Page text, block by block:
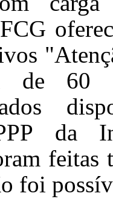
de 60
da
feitas
foi